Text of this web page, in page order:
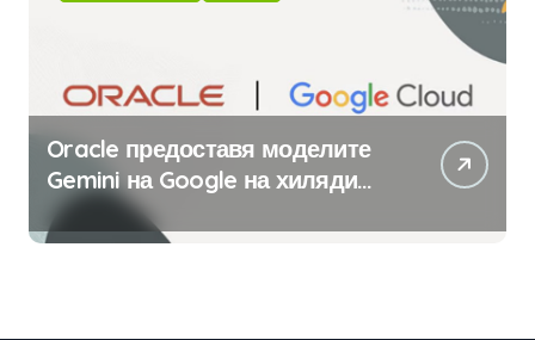
Oracle предоставя моделите
Gemini на Google на хиляди
клиенти на бизнес
приложения